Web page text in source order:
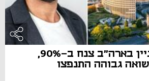
מחיר הבניין בארה"ב צנח ב-90%,
גבוהה התנפצו